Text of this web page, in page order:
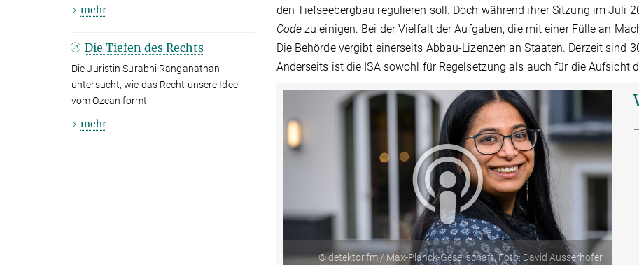
den Tiefseebergbau regulieren soll. Doch während ihrer Sitzung im Juli
Codezu einigen. Bei der Vielfalt der Aufgaben, die mit einer Fülle an
Die Behörde vergibt einerseits Abbau-Lizenzen an Staaten. Derzeit sind
Anderseits ist die ISA sowohl für Regelsetzung als auch für die Aufsicht
© detektor.fm / Max-Planck-Gesellschaft, Foto: David Ausserhofer
…
mehr
Die Tiefen des Rechts
Die Juristin Surabhi Ranganathan
untersucht, wie das Recht unsere Idee
vom Ozean formt
mehr